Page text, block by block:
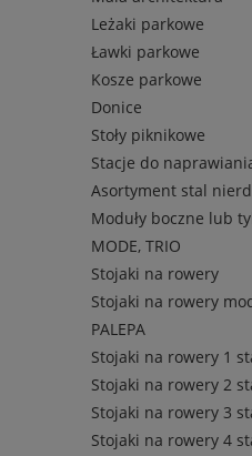
Leżaki parkowe
Ławki parkowe
Kosze parkowe
Donice
Stoły piknikowe
Stacje do
Asortyment stal
Moduły boczne lub
MODE, TRIO
Stojaki na rowery
Stojaki na rowery
PALEPA
Stojaki na rowery 1
Stojaki na rowery 2
Stojaki na rowery 3
Stojaki na rowery 4